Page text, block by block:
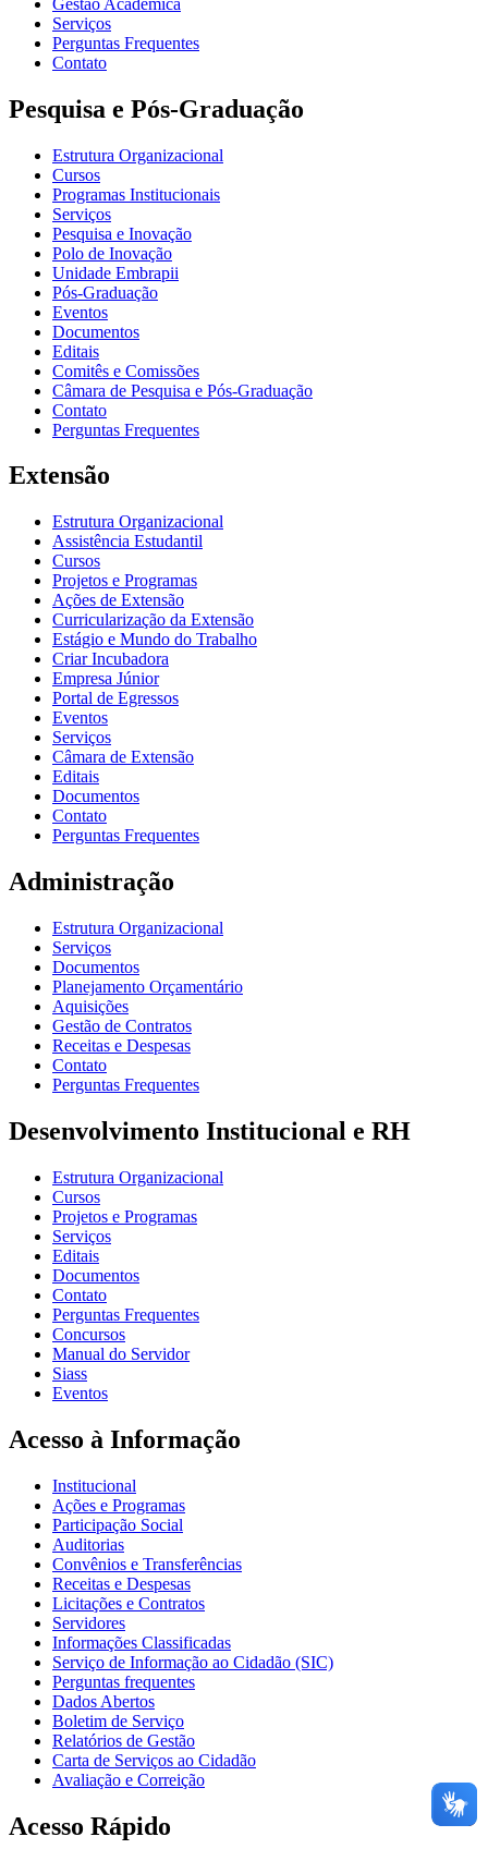
Serviços
Perguntas Frequentes
Contato
Pesquisa e Pós-Graduação
Estrutura Organizacional
Cursos
Programas Institucionais
Serviços
Pesquisa e Inovação
Polo de Inovação
Unidade Embrapii
Pós-Graduação
Eventos
Documentos
Editais
Comitês e Comissões
Câmara de Pesquisa e Pós-Graduação
Contato
Perguntas Frequentes
Extensão
Estrutura Organizacional
Assistência Estudantil
Cursos
Projetos e Programas
Ações de Extensão
Curricularização da Extensão
Estágio e Mundo do Trabalho
Criar Incubadora
Empresa Júnior
Portal de Egressos
Eventos
Serviços
Câmara de Extensão
Editais
Documentos
Contato
Perguntas Frequentes
Administração
Estrutura Organizacional
Serviços
Documentos
Planejamento Orçamentário
Aquisições
Gestão de Contratos
Receitas e Despesas
Contato
Perguntas Frequentes
Desenvolvimento Institucional e RH
Estrutura Organizacional
Cursos
Projetos e Programas
Serviços
Editais
Documentos
Contato
Perguntas Frequentes
Concursos
Manual do Servidor
Siass
Eventos
Acesso à Informação
Institucional
Ações e Programas
Participação Social
Auditorias
Convênios e Transferências
Receitas e Despesas
Licitações e Contratos
Servidores
Informações Classificadas
Serviço de Informação ao Cidadão (SIC)
Perguntas frequentes
Dados Abertos
Boletim de Serviço
Relatórios de Gestão
Carta de Serviços ao Cidadão
Avaliação e Correição
Acesso Rápido